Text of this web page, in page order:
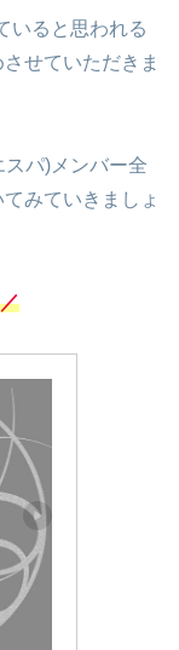
いると思われる
せていただきま
パ)メンバー全
みていきましょ